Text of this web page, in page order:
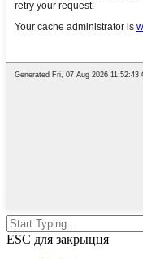
ESC для закрыцця